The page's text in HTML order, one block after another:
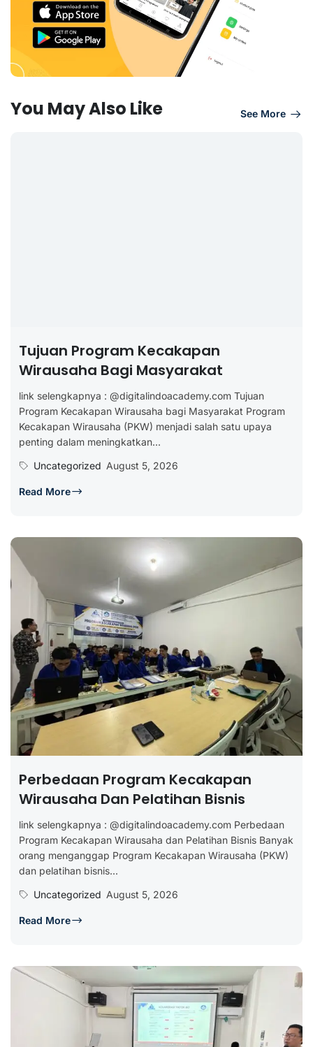
You May Also Like See More
Tujuan Program Kecakapan
Wirausaha Bagi Masyarakat
link selengkapnya : @digitalindoacademy.com Tujuan
Program Kecakapan Wirausaha bagi Masyarakat Program
Kecakapan Wirausaha (PKW) menjadi salah satu upaya
penting dalam meningkatkan...
Uncategorized August 5, 2026
Read More
Perbedaan Program Kecakapan
Wirausaha Dan Pelatihan Bisnis
link selengkapnya : @digitalindoacademy.com Perbedaan
Program Kecakapan Wirausaha dan Pelatihan Bisnis Banyak
orang menganggap Program Kecakapan Wirausaha (PKW)
dan pelatihan bisnis...
Uncategorized August 5, 2026
Read More